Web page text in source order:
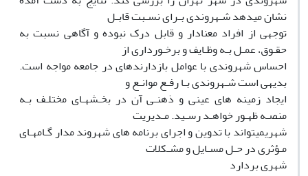
نشان میدهد شـهروندی بـرای نسـبت قابـل
توجهی از افراد معنادار و قابل درک نبوده و آگاهی نسبت به
حقـوق، عمـل بـه وظـایف و برخـورداری از
احساس شهروندی با عوامل بازدارندهای در جامعه مواجه است.
بدیهی است شـهروندی بـا رفـع موانـع و
ایجاد زمینه های عینی و ذهنـی آن در بخـشهـای مختلـف بـه
منصـه ظهـور خواهـد رسـید. مـدیریت
شهریمیتواند با تدوین و اجرای برنامه های شهروند مدار گـامهـای
مـؤثری در حـل مسـایل و مشـکلات
شهری بردارد